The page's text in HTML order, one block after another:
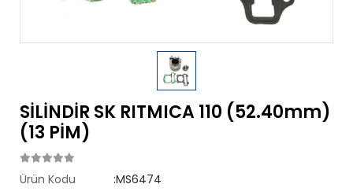
SİLİNDİR SK RITMICA 110 (52.40mm)
(13 PİM)
Ürün Kodu
:MS6474